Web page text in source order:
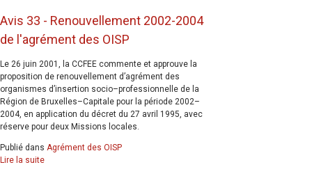
Avis 33 - Renouvellement 2002-2004
de l'agrément des OISP
Le 26 juin 2001, la CCFEE commente et approuve la
proposition de renouvellement d’agrément des
organismes d’insertion socio–professionnelle de la
Région de Bruxelles–Capitale pour la période 2002–
2004, en application du décret du 27 avril 1995, avec
réserve pour deux Missions locales.
Publié dans Agrément des OISP
Lire la suite